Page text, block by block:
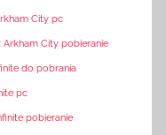
City pc
Arkham City pobieranie
do pobrania
pc
pobieranie